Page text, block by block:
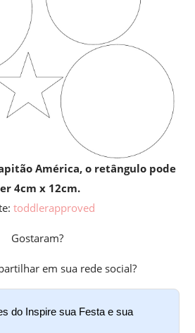
América, o retângulo pode
4cm x 12cm.
toddlerapproved
Gostaram?
em sua rede social?
do Inspire sua Festa e sua